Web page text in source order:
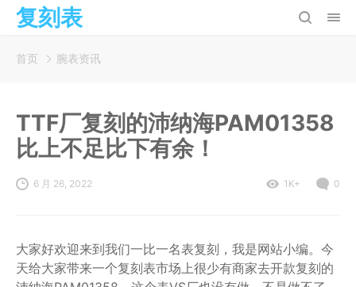
复刻表
首页 腕表资讯
TTF厂复刻的沛纳海PAM01358
比上不足比下有余！
6 月 26, 2022 1K+ 0
大家好欢迎来到我们一比一名表复刻，我是网站小编。今
天给大家带来一个复刻表市场上很少有商家去开款复刻的